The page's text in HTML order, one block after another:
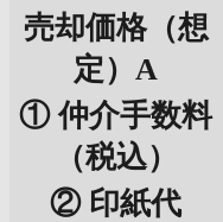
売却価格（想
定）A
① 仲介手数料
（税込）
② 印紙代